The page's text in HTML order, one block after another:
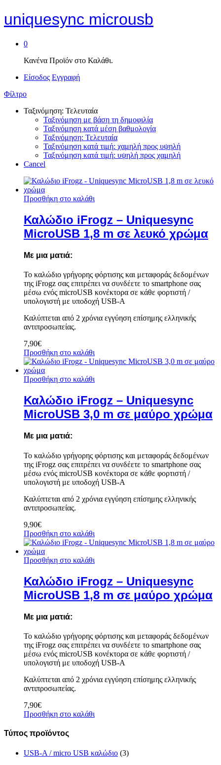
uniquesync microusb
0
Κανένα Προϊόν στο Καλάθι.
Είσοδος Εγγραφή
Φίλτρο
Ταξινόμηση: Τελευταία
Ταξινόμηση με βάση τη δημοφιλία
Ταξινόμηση κατά μέση βαθμολογία
Ταξινόμηση: Τελευταία
Ταξινόμηση κατά τιμή: χαμηλή προς υψηλή
Ταξινόμηση κατά τιμή: υψηλή προς χαμηλή
Cancel
Προσθήκη στο καλάθι
Καλώδιο iFrogz – Uniquesync
MicroUSB 1,8 m σε λευκό χρώμα
Με μια ματιά:
Το καλώδιο γρήγορης φόρτισης και μεταφοράς δεδομένων
της iFrogz σας επιτρέπει να συνδέετε το smartphone σας
μέσω ενός microUSB κονέκτορα σε κάθε φορτιστή /
υπολογιστή με υποδοχή USB-A
Καλύπτεται από 2 χρόνια εγγύηση επίσημης ελληνικής
αντιπροσωπείας.
7,90€
Προσθήκη στο καλάθι
Προσθήκη στο καλάθι
Καλώδιο iFrogz – Uniquesync
MicroUSB 3,0 m σε μαύρο χρώμα
Με μια ματιά:
Το καλώδιο γρήγορης φόρτισης και μεταφοράς δεδομένων
της iFrogz σας επιτρέπει να συνδέετε το smartphone σας
μέσω ενός microUSB κονέκτορα σε κάθε φορτιστή /
υπολογιστή με υποδοχή USB-A
Καλύπτεται από 2 χρόνια εγγύηση επίσημης ελληνικής
αντιπροσωπείας.
9,90€
Προσθήκη στο καλάθι
Προσθήκη στο καλάθι
Καλώδιο iFrogz – Uniquesync
MicroUSB 1,8 m σε μαύρο χρώμα
Με μια ματιά:
Το καλώδιο γρήγορης φόρτισης και μεταφοράς δεδομένων
της iFrogz σας επιτρέπει να συνδέετε το smartphone σας
μέσω ενός microUSB κονέκτορα σε κάθε φορτιστή /
υπολογιστή με υποδοχή USB-A
Καλύπτεται από 2 χρόνια εγγύηση επίσημης ελληνικής
αντιπροσωπείας.
7,90€
Προσθήκη στο καλάθι
Τύπος προϊόντος
USB-A / micro USB καλώδιο (3)